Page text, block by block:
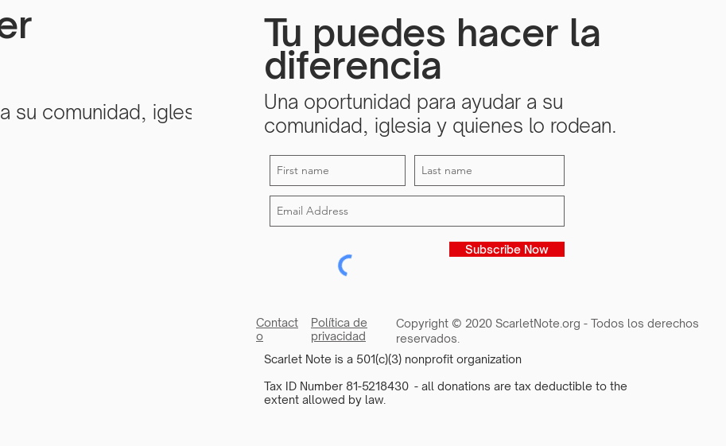
su comunidad, iglesia
Tu puedes hacer la
diferencia
Una oportunidad para ayudar a su
comunidad, iglesia y quienes lo rodean.
Subscribe Now
Contact
o
Política de
privacidad
Copyright © 2020 ScarletNote.org - Todos los derechos
reservados.
Scarlet Note is a 501(c)(3) nonprofit organization
Tax ID Number 81-5218430 - all donations are tax deductible to the
extent allowed by law.